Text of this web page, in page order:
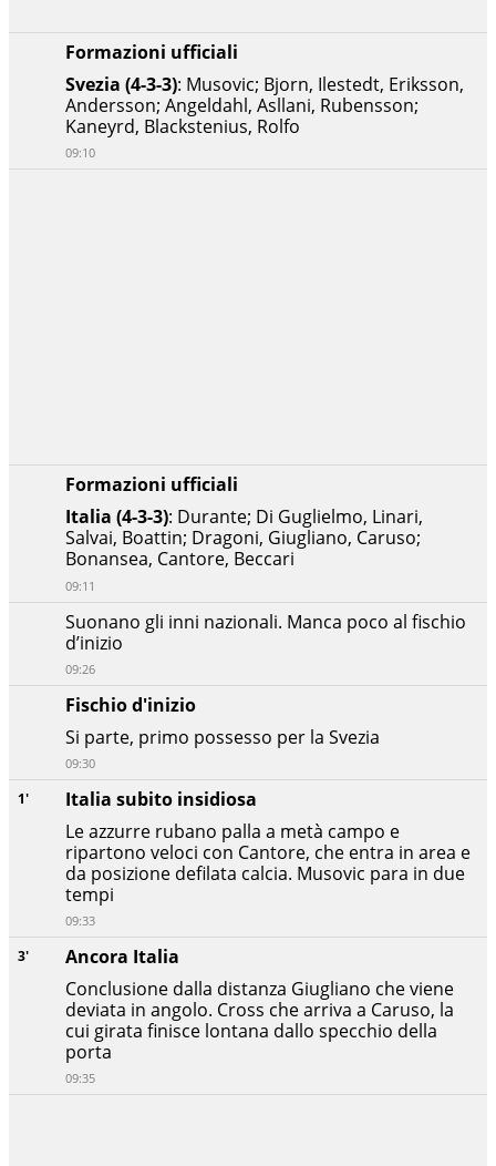
3'
Ancora Italia
Conclusione dalla distanza Giugliano che viene
deviata in angolo. Cross che arriva a Caruso, la
cui girata finisce lontana dallo specchio della
porta
09:35
1'
Italia subito insidiosa
Le azzurre rubano palla a metà campo e
ripartono veloci con Cantore, che entra in area e
da posizione defilata calcia. Musovic para in due
tempi
09:33
Fischio d'inizio
Si parte, primo possesso per la Svezia
09:30
Suonano gli inni nazionali. Manca poco al fischio
d’inizio
09:26
Formazioni ufficiali
Italia (4-3-3): Durante; Di Guglielmo, Linari,
Salvai, Boattin; Dragoni, Giugliano, Caruso;
Bonansea, Cantore, Beccari
09:11
Formazioni ufficiali
Svezia (4-3-3): Musovic; Bjorn, Ilestedt, Eriksson,
Andersson; Angeldahl, Asllani, Rubensson;
Kaneyrd, Blackstenius, Rolfo
09:10